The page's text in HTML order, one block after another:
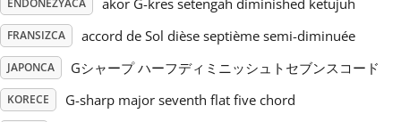
Svenska
Tiếng Việt
ENDONEZYACA akor G-kres setengah diminished ketujuh
FRANSIZCA accord de Sol dièse septième semi-diminuée
JAPONCA Gシャープ ハーフディミニッシュトセブンスコード
KORECE G-sharp major seventh flat five chord